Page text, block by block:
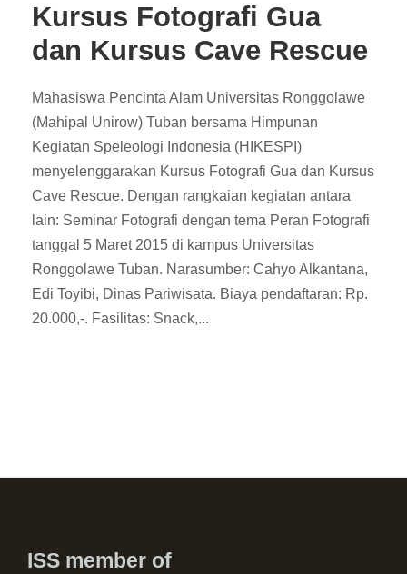
Kursus Fotografi Gua
dan Kursus Cave Rescue
Mahasiswa Pencinta Alam Universitas Ronggolawe
(Mahipal Unirow) Tuban bersama Himpunan
Kegiatan Speleologi Indonesia (HIKESPI)
menyelenggarakan Kursus Fotografi Gua dan Kursus
Cave Rescue. Dengan rangkaian kegiatan antara
lain: Seminar Fotografi dengan tema Peran Fotografi
tanggal 5 Maret 2015 di kampus Universitas
Ronggolawe Tuban. Narasumber: Cahyo Alkantana,
Edi Toyibi, Dinas Pariwisata. Biaya pendaftaran: Rp.
20.000,-. Fasilitas: Snack,...
ISS member of